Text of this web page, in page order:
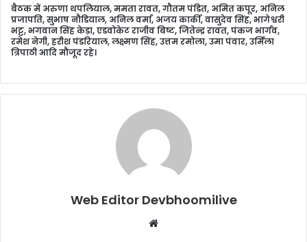
बैठक में अरुणा थपलियाल, ममता रावत, गौतम पंडित, अमित कपूर, अनिल
प्रजापति, सुभाष नौडियाल, अनिल वर्मा, अजय कार्की, वासुदेव सिंह, भागेश्वरी
भट्ट, भगवान सिंह केड़ा, एडवोकेट राजीव बिष्ट, जितेन्द्र रावत, पंकज भार्गव,
रमेश नेगी, हरीश पंडरियाल, लक्ष्मण सिंह, उत्तम रमोला, उमा पंवार, उर्मिला
त्रिपाठी आदि मौजूद रहे।
Web Editor Devbhoomilive
Website